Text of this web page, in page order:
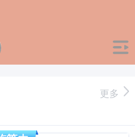
更多